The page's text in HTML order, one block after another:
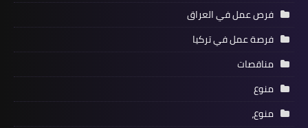
فرص عمل في العراق
فرصة عمل في تركيا
مناقصات
منوع
منوع،